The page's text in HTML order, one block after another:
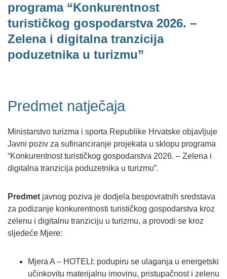
programa “Konkurentnost
turističkog gospodarstva 2026. –
Zelena i digitalna tranzicija
poduzetnika u turizmu”
Predmet natječaja
Ministarstvo turizma i sporta Republike Hrvatske objavljuje
Javni poziv za sufinanciranje projekata u sklopu programa
“Konkurentnost turističkog gospodarstva 2026. – Zelena i
digitalna tranzicija poduzetnika u turizmu”.
Predmet javnog poziva je dodjela bespovratnih sredstava
za podizanje konkurentnosti turističkog gospodarstva kroz
zelenu i digitalnu tranziciju u turizmu, a provodi se kroz
sljedeće Mjere:
Mjera A – HOTELI:​ podupiru se ulaganja u energetski
učinkovitu materijalnu imovinu, pristupačnost i zelenu